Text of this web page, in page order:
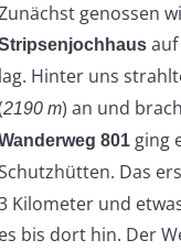
genossen
auf
lag. Hinter uns
2190 m) an und
801ging
Das
Kilometer und
es bis dort hin. Der